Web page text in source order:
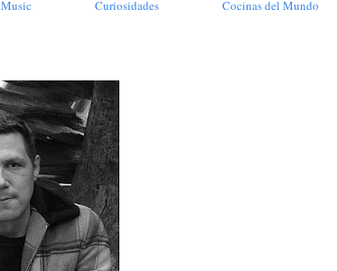
Curiosidades Cocinas del Mundo